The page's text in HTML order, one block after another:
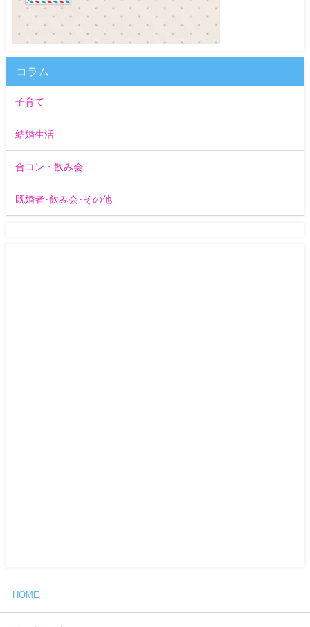
コラム
子育て
結婚生活
合コン・飲み会
既婚者･飲み会･その他
HOME